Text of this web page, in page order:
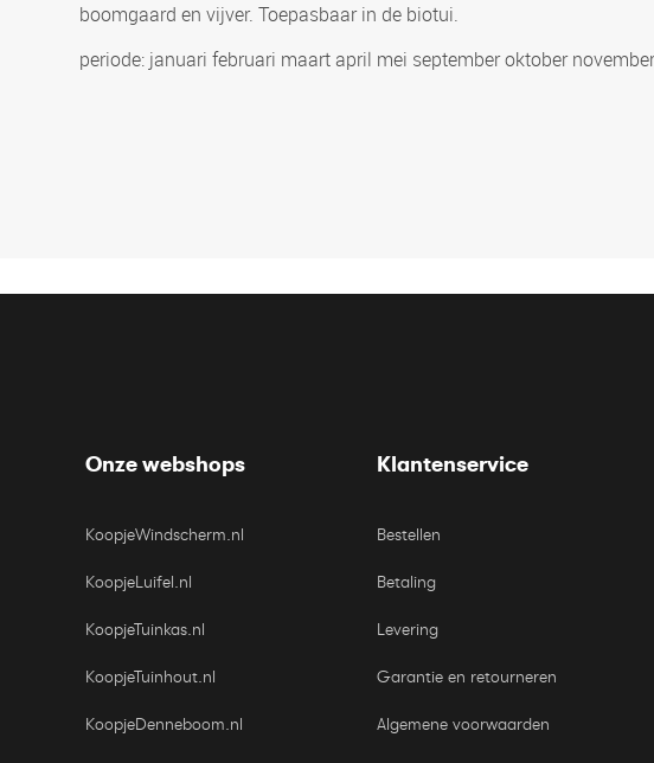
boomgaard en vijver. Toepasbaar in de biotui.
periode: januari februari maart april mei september oktober
Onze webshops
KoopjeWindscherm.nl
KoopjeLuifel.nl
KoopjeTuinkas.nl
KoopjeTuinhout.nl
KoopjeDenneboom.nl
Klantenservice
Bestellen
Betaling
Levering
Garantie en retourneren
Algemene voorwaarden